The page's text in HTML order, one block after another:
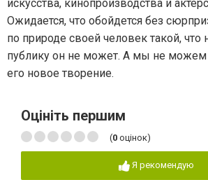
искусства, кинопроизводства и
Ожидается, что обойдется без
по природе своей человек такой, что
публику он не может. А мы не можем
его новое творение.
Оцініть першим
(0 оцінок)
Я рекомендую